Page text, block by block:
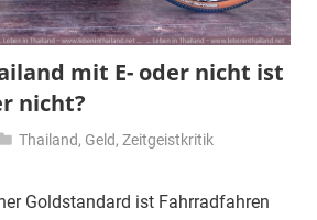
mit E- oder nicht ist
nicht?
Thailand, Geld,Zeitgeistkritik
Goldstandard ist Fahrradfahren